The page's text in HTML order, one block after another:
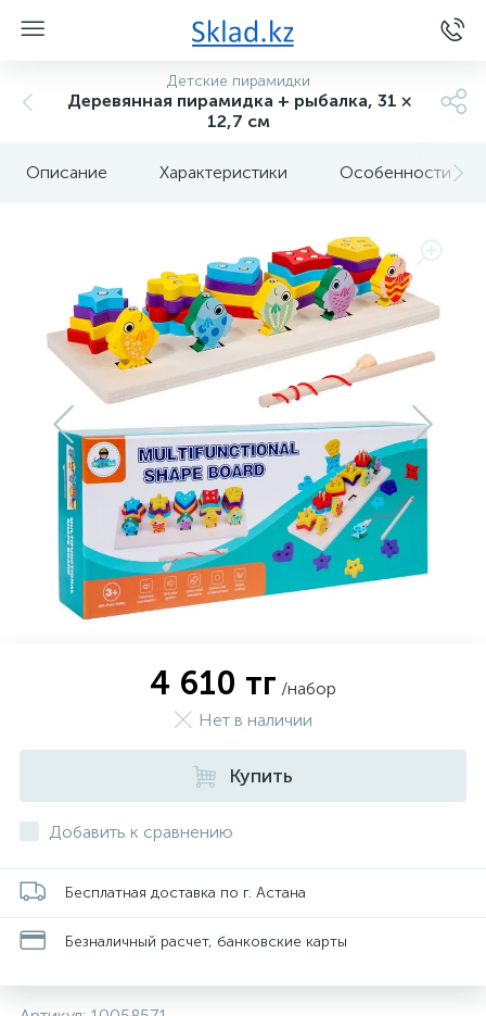
Детские пирамидки
Деревянная пирамидка + рыбалка, 31 ×
12,7 см
Описание Характеристики Особенности
4 610 тг /набор
Нет в наличии
Купить
Добавить к сравнению
Бесплатная доставка по г. Астана
Безналичный расчет, банковские карты